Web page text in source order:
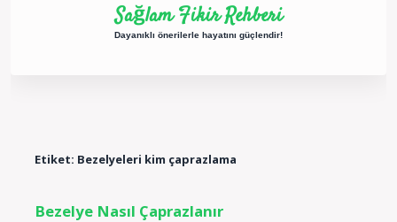
Sağlam Fikir Rehberi
Dayanıklı önerilerle hayatını güçlendir!
Etiket: Bezelyeleri kim çaprazlama
Bezelye Nasıl Çaprazlanır